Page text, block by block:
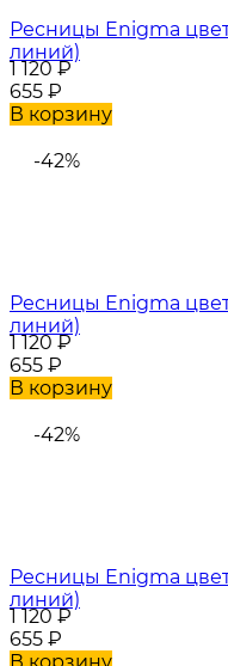
Ресницы Enigma
линий)
1 120₽
655 ₽
В корзину
-42%
Ресницы Enigma цвет
линий)
1 120₽
655 ₽
В корзину
-42%
Ресницы Enigma
линий)
1 120₽
655 ₽